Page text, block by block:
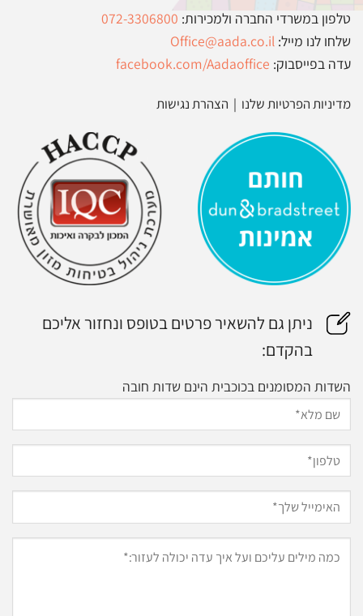
טלפון במשרדי החברה ולמכירות: 072-3306800
שלחו לנו מייל: Office@aada.co.il
עדה בפייסבוק: facebook.com/Aadaoffice
מדיניות הפרטיות שלנו | הצהרת נגישות
ניתן גם להשאיר פרטים בטופס ונחזור אליכם
בהקדם:
השדות המסומנים בכוכבית הינם שדות חובה